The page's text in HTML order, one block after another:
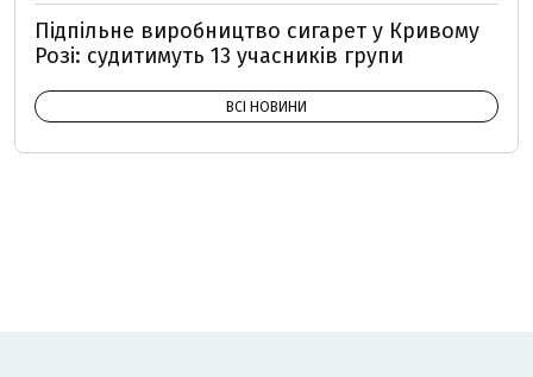
Підпільне виробництво сигарет у Кривому
Розі: судитимуть 13 учасників групи
ВСІ НОВИНИ